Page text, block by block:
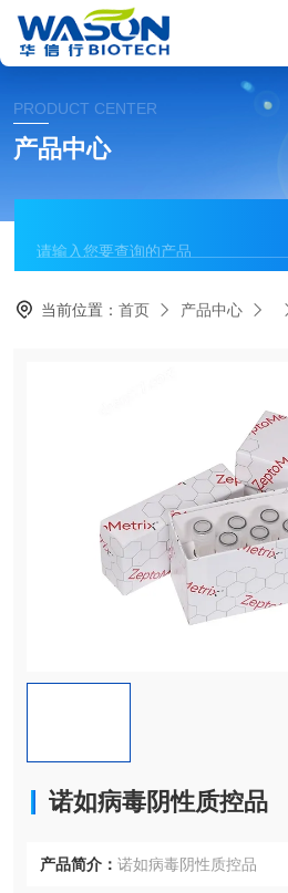
PRODUCT CENTER
产品中心
当前位置：首页 产品中心
诺如病毒阴性质控品
产品简介： 诺如病毒阴性质控品